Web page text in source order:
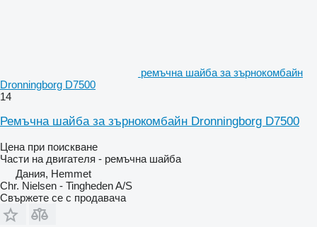
ремъчна шайба за зърнокомбайн
Dronningborg D7500
14
Ремъчна шайба за зърнокомбайн Dronningborg D7500
Цена при поискване
Части на двигателя - ремъчна шайба
Дания, Hemmet
Chr. Nielsen - Tingheden A/S
Свържете се с продавача